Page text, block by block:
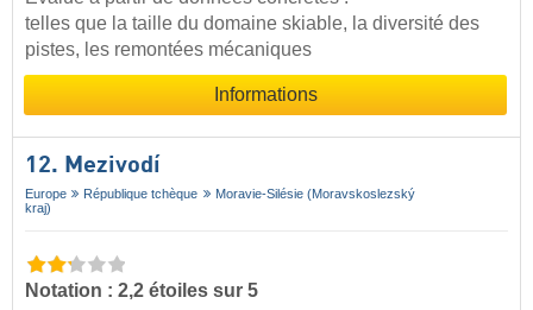
telles que la taille du domaine skiable, la diversité des
pistes, les remontées mécaniques
Informations
12. Mezivodí
Europe République tchèque
Moravie-Silésie (Moravskoslezský
kraj)
Notation : 2,2 étoiles sur 5